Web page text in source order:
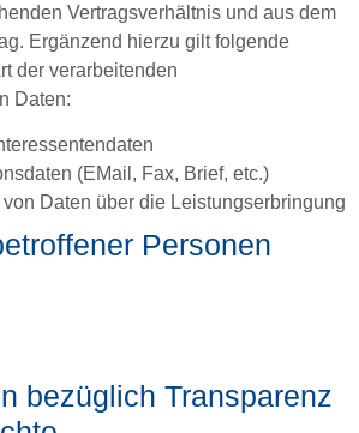
Vertragsverhältnis und aus dem
Ergänzend hierzu gilt folgende
der verarbeitenden
Daten:
(EMail, Fax, Brief, etc.)
Daten über die Leistungserbringung
Personen
bezüglich Transparenz